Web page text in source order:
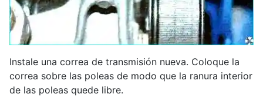
Instale una correa de transmisión nueva. Coloque la
correa sobre las poleas de modo que la ranura interior
de las poleas quede libre.